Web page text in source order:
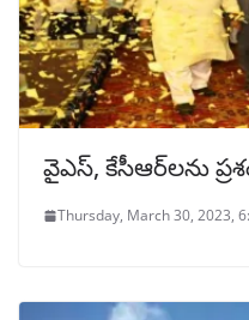
వైఎస్, కేసీఆర్‌లను
Thursday, March 30, 2023,